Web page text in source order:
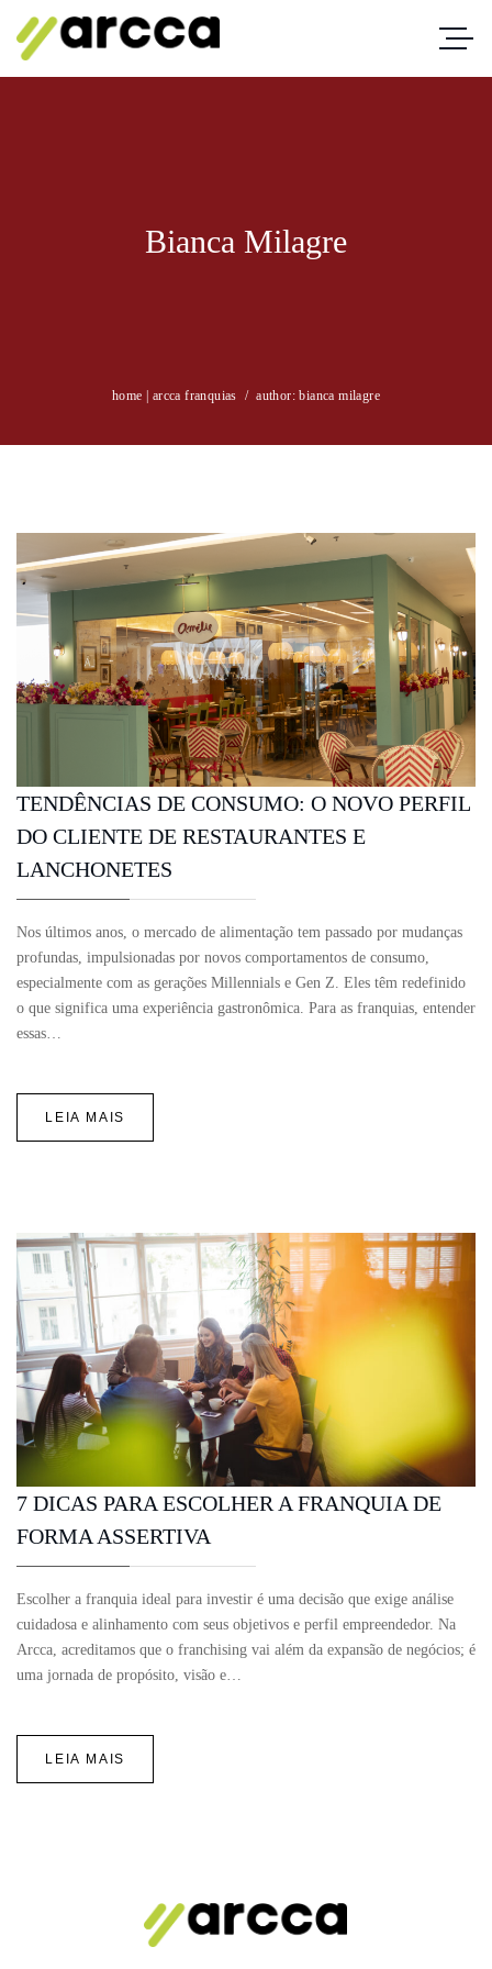
Bianca Milagre
home | arcca franquias / author: bianca milagre
TENDÊNCIAS DE CONSUMO: O NOVO PERFIL
DO CLIENTE DE RESTAURANTES E
LANCHONETES
Nos últimos anos, o mercado de alimentação tem passado por mudanças
profundas, impulsionadas por novos comportamentos de consumo,
especialmente com as gerações Millennials e Gen Z. Eles têm redefinido
o que significa uma experiência gastronômica. Para as franquias, entender
essas…
LEIA MAIS
7 DICAS PARA ESCOLHER A FRANQUIA DE
FORMA ASSERTIVA
Escolher a franquia ideal para investir é uma decisão que exige análise
cuidadosa e alinhamento com seus objetivos e perfil empreendedor. Na
Arcca, acreditamos que o franchising vai além da expansão de negócios; é
uma jornada de propósito, visão e…
LEIA MAIS